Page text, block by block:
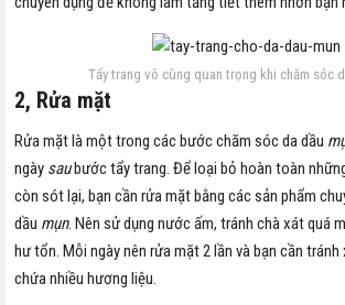
Tẩy trang vô cùng quan trọng khi chăm sóc
2, Rửa mặt
Rửa mặt là một trong các bước chăm sóc da dầu
ngày saubước tẩy trang. Để loại bỏ hoàn toàn
còn sót lại, bạn cần rửa mặt bằng các sản phẩm
dầu mụn. Nên sử dụng nước ấm, tránh chà xát quá
hư tổn. Mỗi ngày nên rửa mặt 2 lần và bạn cần tránh
chứa nhiều hương liệu.